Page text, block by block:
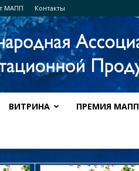
МАПП Контакты
ВИТРИНА ПРЕМИЯ МАПП